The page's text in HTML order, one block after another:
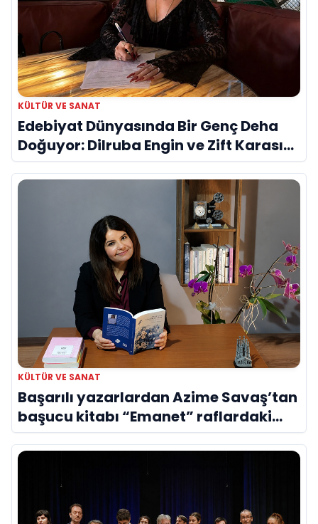
KÜLTÜR VE SANAT
Edebiyat Dünyasında Bir Genç Deha
Doğuyor: Dilruba Engin ve Zift Karası
Evreni ‘AVENOİR’
KÜLTÜR VE SANAT
Başarılı yazarlardan Azime Savaş’tan
başucu kitabı “Emanet” raflardaki
yerini aldı